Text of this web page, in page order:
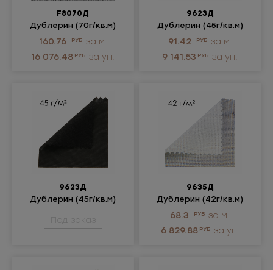
F8070Д
Дублерин (70г/кв.м)
160.76 РУБ за м.
16 076.48 РУБ за уп.
9623Д
Дублерин (45г/кв.м)
91.42 РУБ за м.
9 141.53 РУБ за уп.
9623Д
Дублерин (45г/кв.м)
Под заказ
9635Д
Дублерин (42г/кв.м)
68.3 РУБ за м.
6 829.88 РУБ за уп.